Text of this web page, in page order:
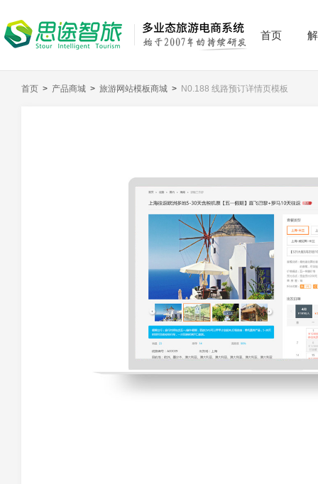
首页
首页 > 产品商城 > 旅游网站模板商城 > N0.188 线路预订详情页模板